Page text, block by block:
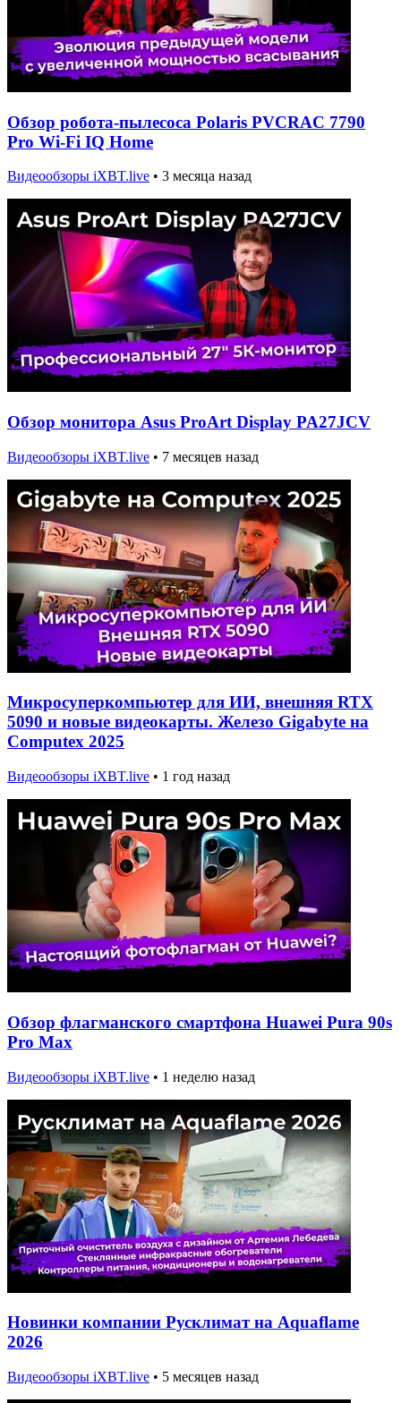
Обзор робота-пылесоса Polaris PVCRAC 7790
Pro Wi-Fi IQ Home
Видеообзоры iXBT.live • 3 месяца назад
Обзор монитора Asus ProArt Display PA27JCV
Видеообзоры iXBT.live • 7 месяцев назад
Микросуперкомпьютер для ИИ, внешняя RTX
5090 и новые видеокарты. Железо Gigabyte на
Computex 2025
Видеообзоры iXBT.live • 1 год назад
Обзор флагманского смартфона Huawei Pura 90s
Pro Max
Видеообзоры iXBT.live • 1 неделю назад
Новинки компании Русклимат на Aquaflame
2026
Видеообзоры iXBT.live • 5 месяцев назад